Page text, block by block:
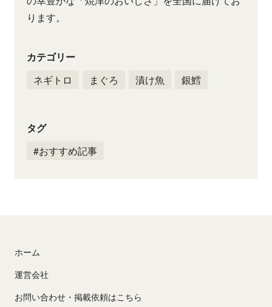
ります。
カテゴリー
ネギトロ
まぐろ 漬け魚 銀鱈
タグ
#おすすめ記事
ホーム
運営会社
お問い合わせ・掲載依頼はこちら